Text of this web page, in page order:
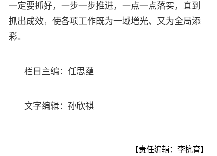
一定要抓好，一步一步推进，一点一点落实，直到
抓出成效，使各项工作既为一域增光、又为全局添
彩。
栏目主编：任思蕴
文字编辑：孙欣祺
【责任编辑：李杭育】